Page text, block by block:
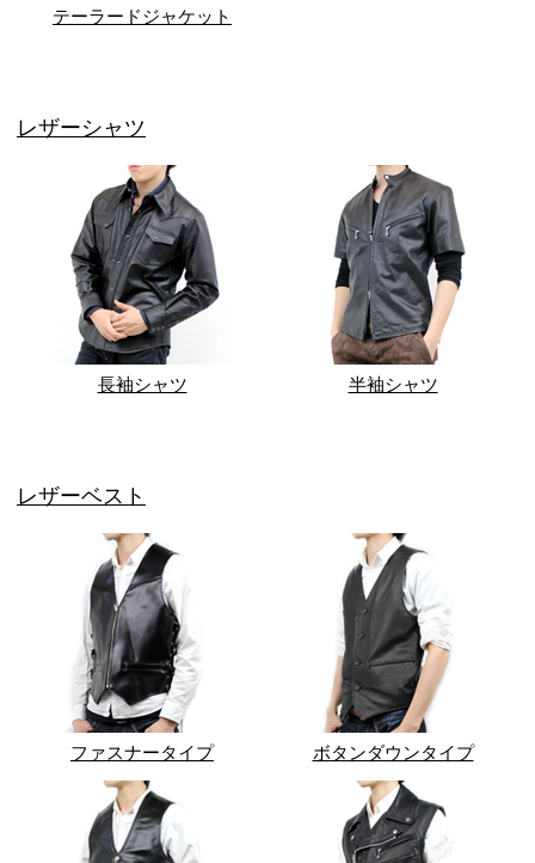
テーラードジャケット
レザーシャツ
長袖シャツ 半袖シャツ
レザーベスト
ファスナータイプ ボタンダウンタイプ